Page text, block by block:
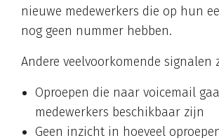
nieuwe medewerkers die op hun
nog geen nummer hebben.
Andere veelvoorkomende signalen
Oproepen die naar voicemail
medewerkers beschikbaar zijn
Geen inzicht in hoeveel